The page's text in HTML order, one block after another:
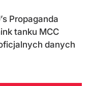
Propaganda
tanku MCC
danych